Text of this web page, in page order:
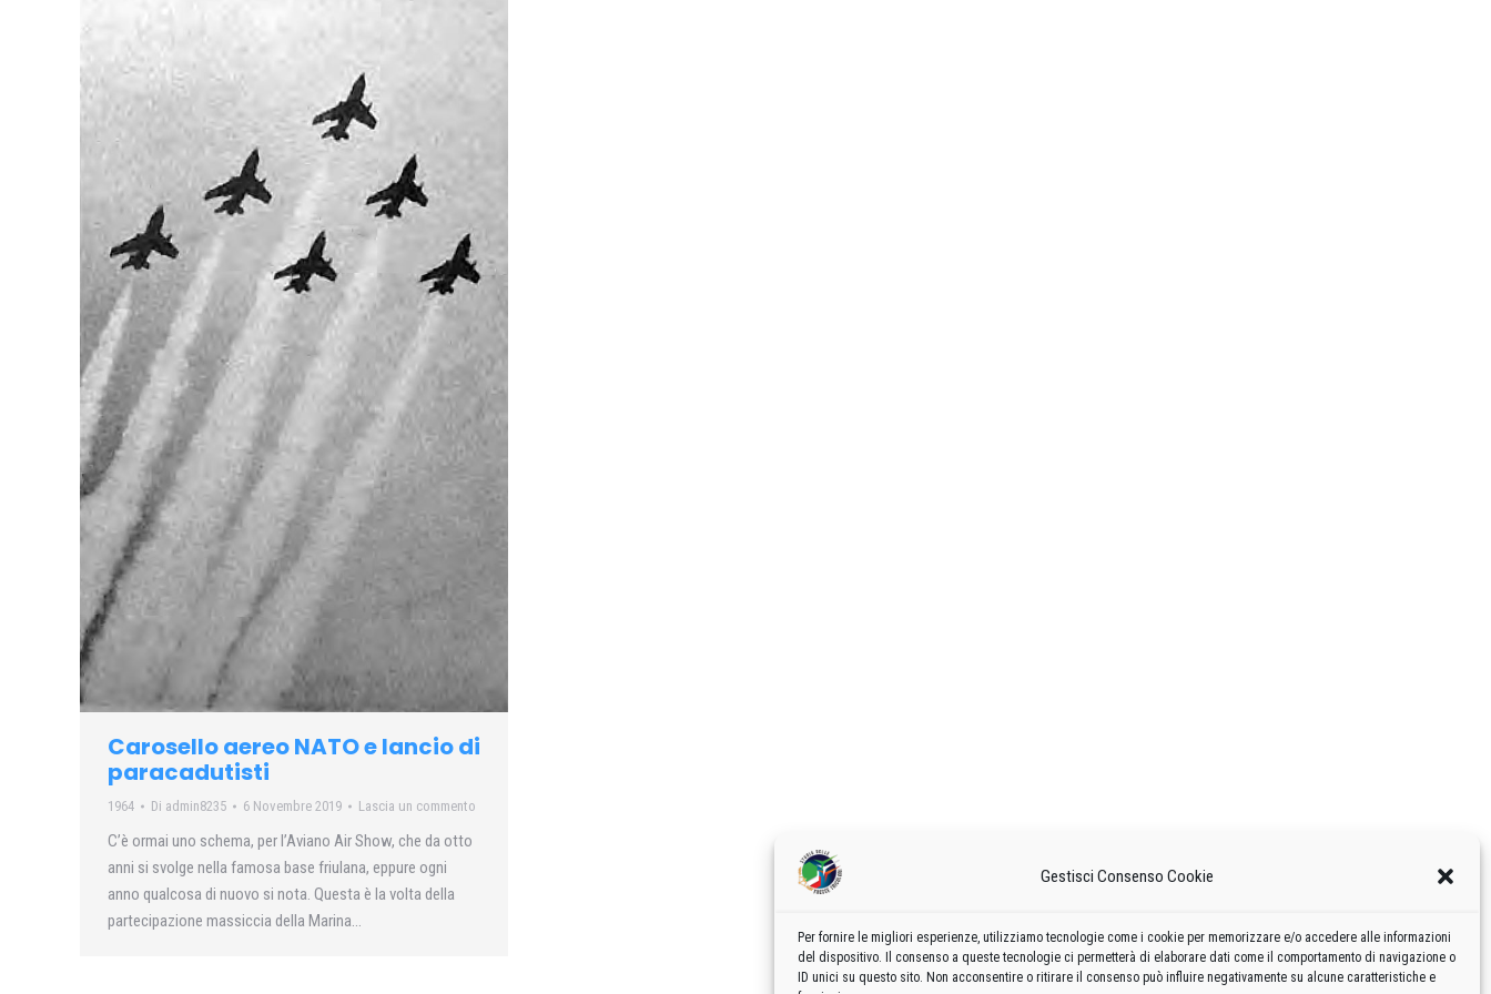
Gestisci Consenso Cookie
Per fornire le migliori esperienze, utilizziamo tecnologie come i cookie per memorizzare e/o accedere alle informazioni
del dispositivo. Il consenso a queste tecnologie ci permetterà di elaborare dati come il comportamento di navigazione o
ID unici su questo sito. Non acconsentire o ritirare il consenso può influire negativamente su alcune caratteristiche e
Carosello aereo NATO e lancio di
paracadutisti
1964 Di admin8235 6 Novembre 2019 Lascia un commento
C’è ormai uno schema, per l’Aviano Air Show, che da otto
anni si svolge nella famosa base friulana, eppure ogni
anno qualcosa di nuovo si nota. Questa è la volta della
partecipazione massiccia della Marina…